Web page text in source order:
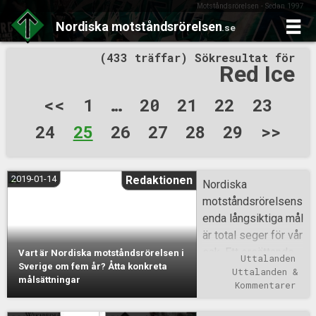
Motståndsrörelsen - Sedan 1997
Nordiska motståndsrörelsen.se
to
(433 träffar) Sökresultat för
Red Ice
Sidnumrering
för
inlägg
<< 1 … 20 21 22
23
24
25 26 27 28 29 >>
Vart är Nordiska motståndsrörelsen i
Sverige om fem år? Åtta konkreta
målsättningar
2019-01-14 Redaktionen
Nordiska
motståndsrörelsens
enda långsiktiga mål
är total seger för vår
sak. Ett ersättande
av den nuvarande
världsordningen
Uttalanden
Uttalanden &
Kommentarer